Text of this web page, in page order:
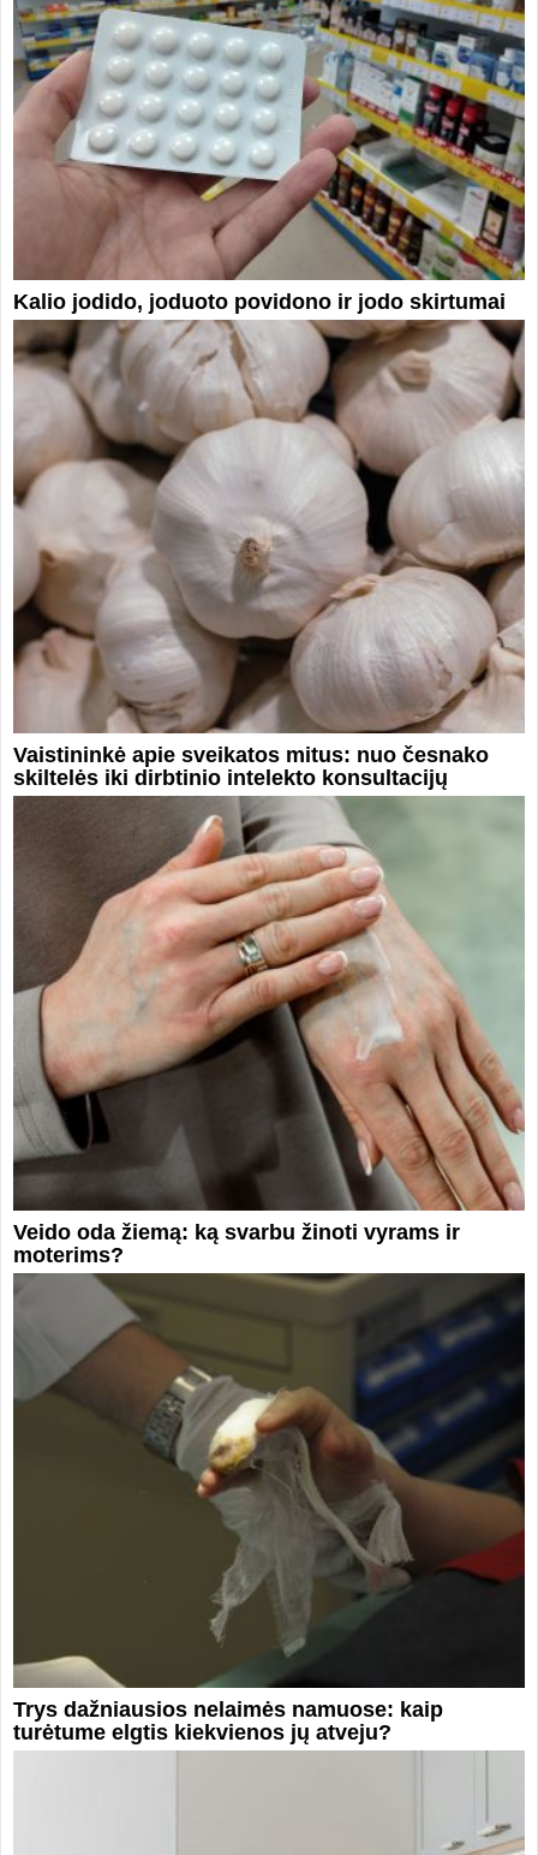
Kalio jodido, joduoto povidono ir jodo skirtumai
Vaistininkė apie sveikatos mitus: nuo česnako
skiltelės iki dirbtinio intelekto konsultacijų
Veido oda žiemą: ką svarbu žinoti vyrams ir
moterims?
Trys dažniausios nelaimės namuose: kaip
turėtume elgtis kiekvienos jų atveju?